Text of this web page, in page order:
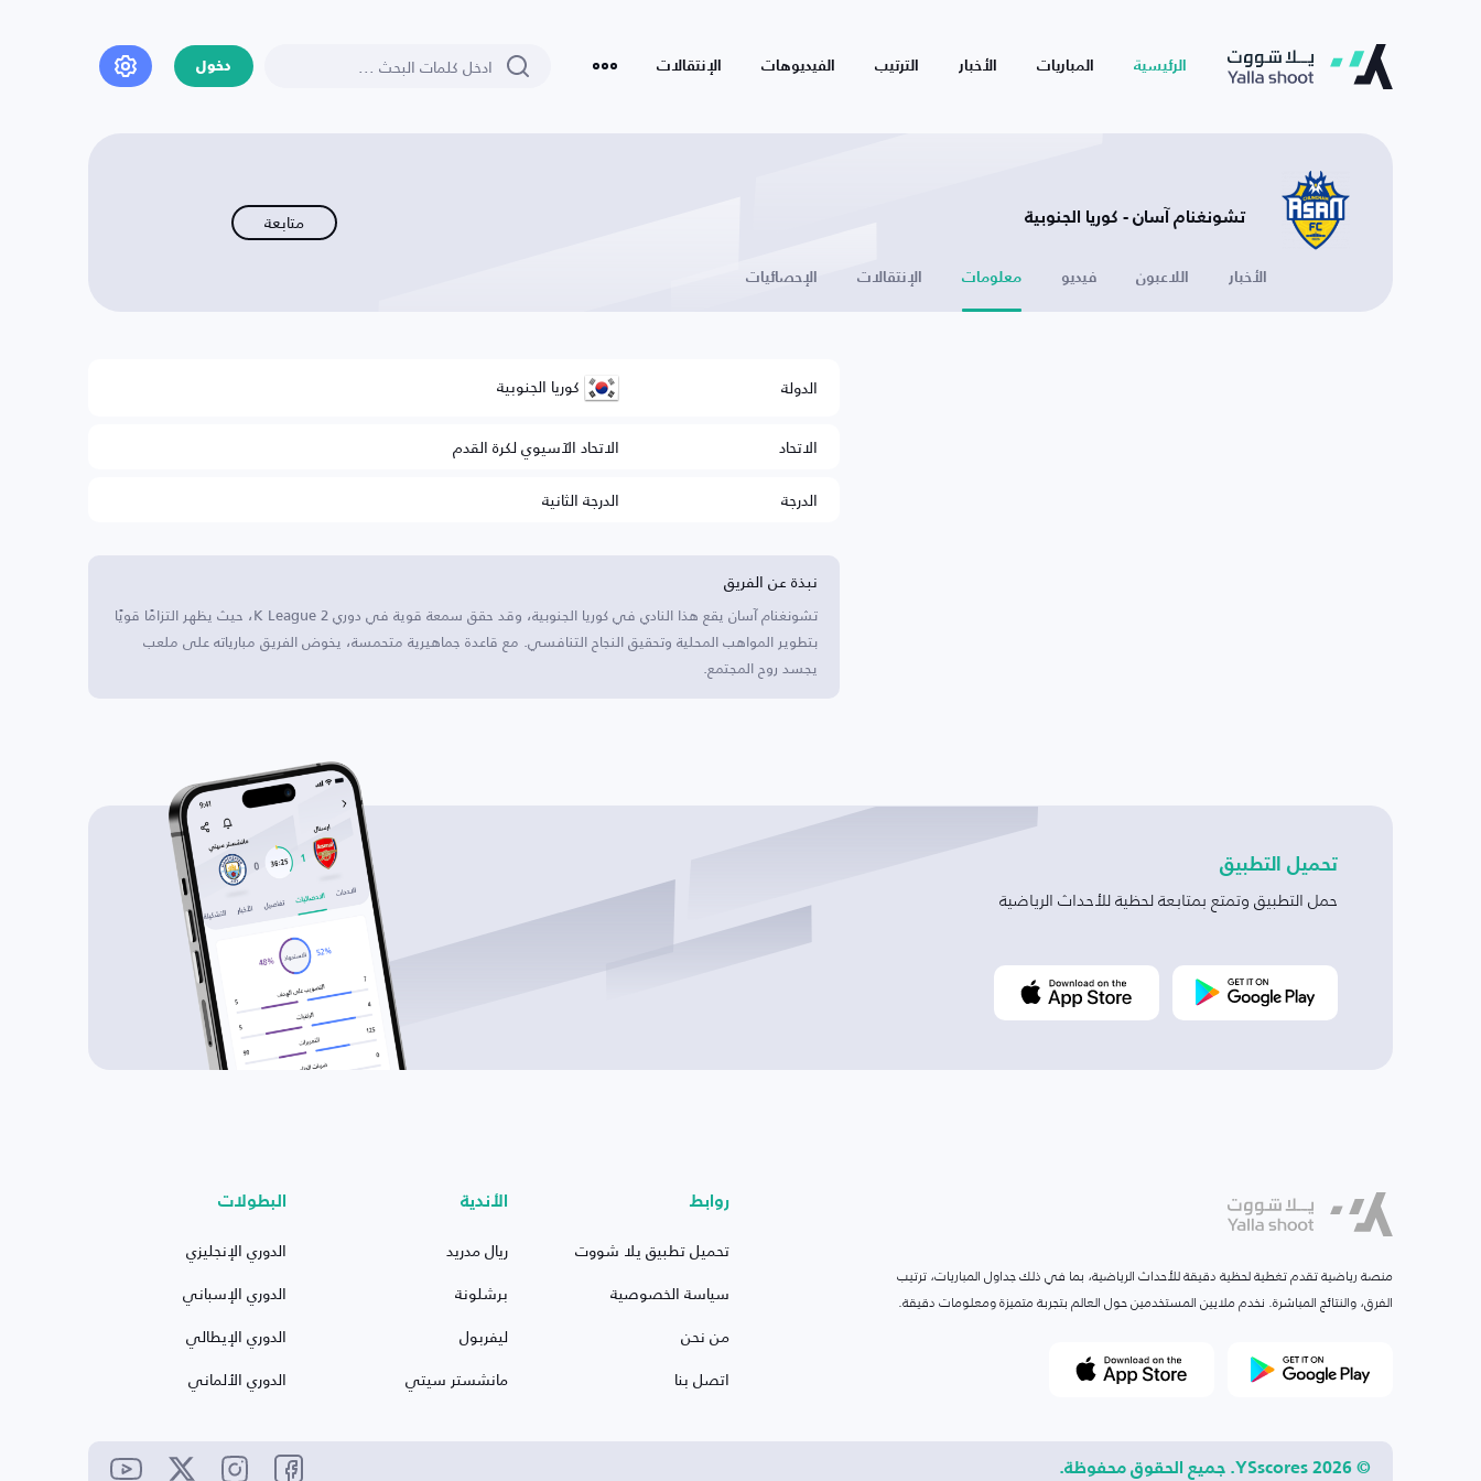
الرئيسية المباريات الأخبار الترتيب الفيديوهات الإنتقالات دخول
تشونغنام آسان - كوريا الجنوبية متابعة
الأخبار اللاعبون فيديو معلومات الإنتقالات الإحصائيات
الدولة كوريا الجنوبية
الاتحاد
الاتحاد الآسيوي لكرة القدم
الدرجة
الدرجة الثانية
نبذة عن الفريق
تشونغنام آسان يقع هذا النادي في كوريا الجنوبية، وقد حقق سمعة قوية في دوري K League 2، حيث يظهر التزامًا قويًا
بتطوير المواهب المحلية وتحقيق النجاح التنافسي. مع قاعدة جماهيرية متحمسة، يخوض الفريق مبارياته على ملعب
يجسد روح المجتمع.
تحميل التطبيق
حمل التطبيق وتمتع بمتابعة لحظية للأحداث الرياضية
منصة رياضية تقدم تغطية لحظية دقيقة للأحداث الرياضية، بما في ذلك جداول المباريات، ترتيب
الفرق، والنتائج المباشرة. نخدم ملايين المستخدمين حول العالم بتجربة متميزة ومعلومات دقيقة.
روابط
تحميل تطبيق يلا شووت
سياسة الخصوصية
من نحن
اتصل بنا
الأندية
ريال مدريد
برشلونة
ليفربول
مانشستر سيتي
البطولات
الدوري الإنجليزي
الدوري الإسباني
الدوري الإيطالي
الدوري الألماني
© 2026 YSscores. جميع الحقوق محفوظة.